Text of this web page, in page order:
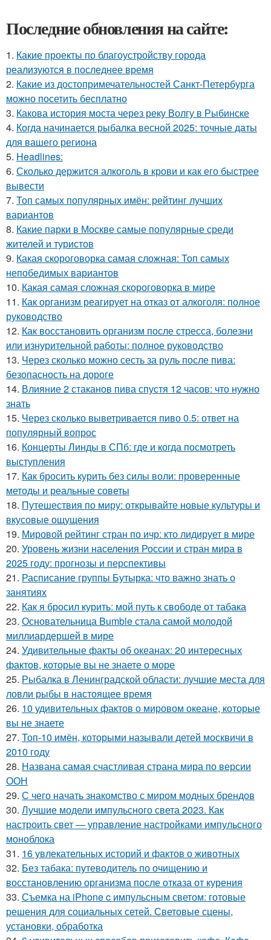
Последние обновления на сайте:
1. Какие проекты по благоустройству города
реализуются в последнее время
2. Какие из достопримечательностей Санкт-Петербурга
можно посетить бесплатно
3. Какова история моста через реку Волгу в Рыбинске
4. Когда начинается рыбалка весной 2025: точные даты
для вашего региона
5. Headlines:
6. Сколько держится алкоголь в крови и как его быстрее
вывести
7. Топ самых популярных имён: рейтинг лучших
вариантов
8. Какие парки в Москве самые популярные среди
жителей и туристов
9. Какая скороговорка самая сложная: Топ самых
непобедимых вариантов
10. Какая самая сложная скороговорка в мире
11. Как организм реагирует на отказ от алкоголя: полное
руководство
12. Как восстановить организм после стресса, болезни
или изнурительной работы: полное руководство
13. Через сколько можно сесть за руль после пива:
безопасность на дороге
14. Влияние 2 стаканов пива спустя 12 часов: что нужно
знать
15. Через сколько выветривается пиво 0.5: ответ на
популярный вопрос
16. Концерты Линды в СПб: где и когда посмотреть
выступления
17. Как бросить курить без силы воли: проверенные
методы и реальные советы
18. Путешествия по миру: открывайте новые культуры и
вкусовые ощущения
19. Мировой рейтинг стран по ичр: кто лидирует в мире
20. Уровень жизни населения России и стран мира в
2025 году: прогнозы и перспективы
21. Расписание группы Бутырка: что важно знать о
занятиях
22. Как я бросил курить: мой путь к свободе от табака
23. Основательница Bumble стала самой молодой
миллиардершей в мире
24. Удивительные факты об океанах: 20 интересных
фактов, которые вы не знаете о море
25. Рыбалка в Ленинградской области: лучшие места для
ловли рыбы в настоящее время
26. 10 удивительных фактов о мировом океане, которые
вы не знаете
27. Топ-10 имён, которыми называли детей москвичи в
2010 году
28. Названа самая счастливая страна мира по версии
ООН
29. С чего начать знакомство с миром модных брендов
30. Лучшие модели импульсного света 2023. Как
настроить свет — управление настройками импульсного
моноблока
31. 16 увлекательных историй и фактов о животных
32. Без табака: путеводитель по очищению и
восстановлению организма после отказа от курения
33. Съемка на iPhone c импульсным светом: готовые
решения для социальных сетей. Световые сцены,
установки, обработка